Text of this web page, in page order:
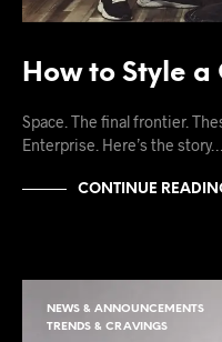
How to Style a
Space. The final frontier.
Enterprise. Here’s the story…
CONTINUE
NEWS & ANNOUNCEMENTS
TRENDS & CRAVINGS